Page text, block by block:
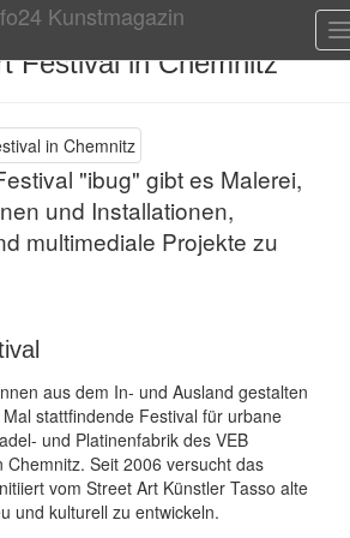
Festival in Chemnitz
"ibug" gibt es Malerei,
und Installationen,
multimediale Projekte zu
aus dem In- und Ausland gestalten
stattfindende Festival für urbane
und Platinenfabrik des VEB
Chemnitz. Seit 2006 versucht das
vom Street Art Künstler Tasso alte
und kulturell zu entwickeln.